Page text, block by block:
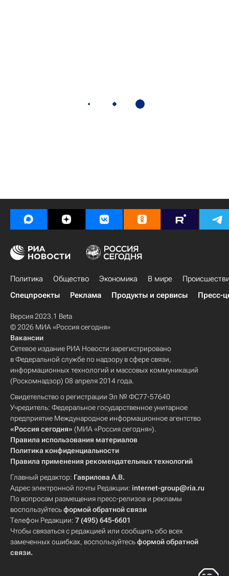
Политика Общество Экономика В мире
Спецпроекты
Реклама Продукты и сервисы Пресс-
Версия 2023.1 Beta
© 2026 МИА «Россия сегодня»
Вакансии
Сетевое издание РИА Новости зарегистрировано
в Федеральной службе по надзору в сфере связи,
информационных технологий и массовых коммуникаций
(Роскомнадзор) 08 апреля 2014 года.
Свидетельство о регистрации Эл № ФС77-57640
Учредитель: Федеральное государственное унитарное
предприятие Международное информационное агентство
«Россия сегодня» (МИА «Россия сегодня»).
Правила использования материалов
Политика конфиденциальности
Правила применения рекомендательных технологий
Главный редактор: Гаврилова А.В.
Адрес электронной почты Редакции: internet-group@ria.ru
По вопросам размещения пресс-релизов и рекламы
воспользуйтесьформой обратной связи
Телефон Редакции: 7 (495) 645-6601
Чтобы связаться с редакцией или сообщить обо всех
замеченных ошибках, воспользуйтесьформой обратной
связи.